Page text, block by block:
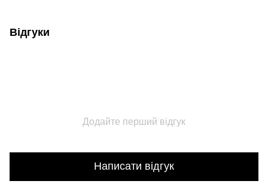
Відгуки
Додайте перший відгук
Написати відгук